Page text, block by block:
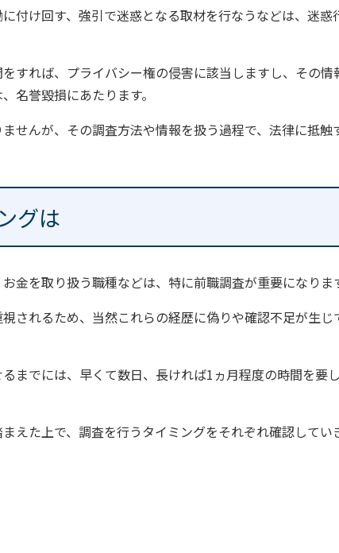
付け回す、強引で迷惑となる取材を行なうなどは、迷惑
すれば、プライバシー権の侵害に該当しますし、その情
名誉毀損にあたります。
せんが、その調査方法や情報を扱う過程で、法律に抵触
グは
金を取り扱う職種などは、特に前職調査が重要になりま
されるため、当然これらの経歴に偽りや確認不足が生じ
までには、早くて数日、長ければ1ヵ月程度の時間を要
えた上で、調査を行うタイミングをそれぞれ確認してい